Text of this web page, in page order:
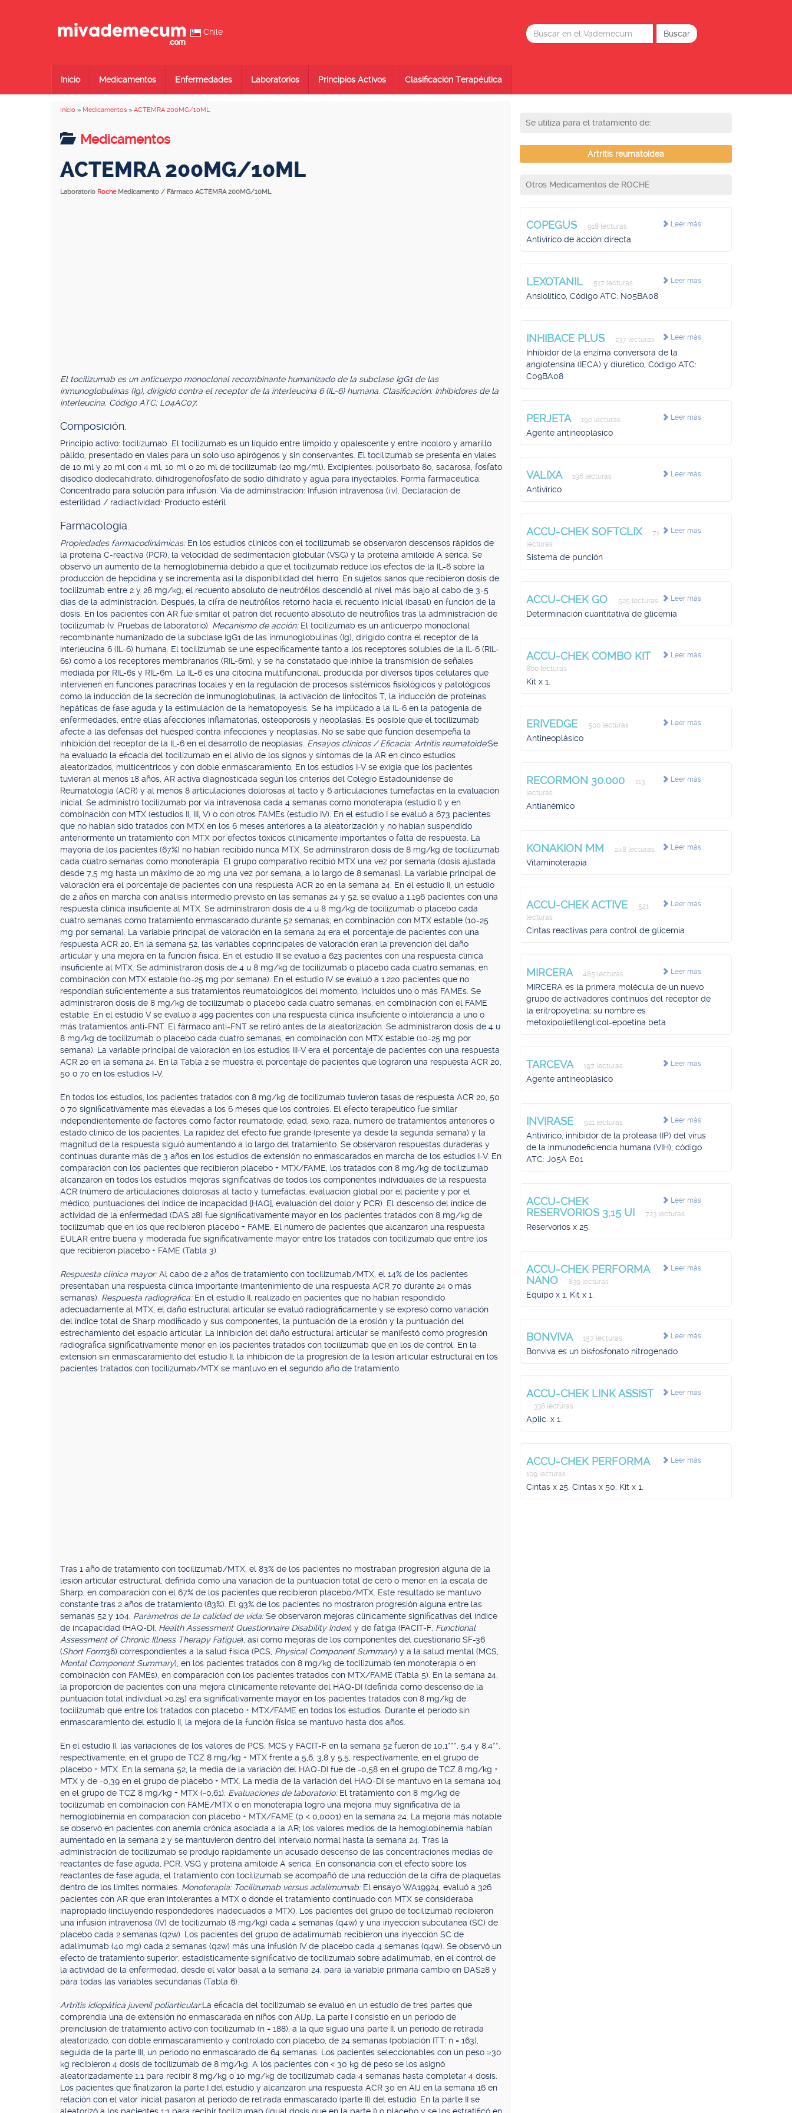
Chile
Inicio Medicamentos Enfermedades Laboratorios Principios Activos Clasificación Terapéutica
Inicio » Medicamentos » ACTEMRA 200MG/10ML
Medicamentos
ACTEMRA 200MG/10ML
Laboratorio Roche Medicamento / Fármaco ACTEMRA 200MG/10ML
El tocilizumab es un anticuerpo monoclonal recombinante humanizado de la subclase IgG1 de las
inmunoglobulinas (Ig), dirigido contra el receptor de la interleucina 6 (IL-6) humana. Clasificación: Inhibidores de la
interleucina. Código ATC: L04AC07.
Composición.
Principio activo: tocilizumab. El tocilizumab es un líquido entre límpido y opalescente y entre incoloro y amarillo
pálido, presentado en viales para un solo uso apirógenos y sin conservantes. El tocilizumab se presenta en viales
de 10 ml y 20 ml con 4 ml, 10 ml o 20 ml de tocilizumab (20 mg/ml). Excipientes: polisorbato 80, sacarosa, fosfato
disódico dodecahidrato, dihidrogenofosfato de sodio dihidrato y agua para inyectables. Forma farmacéutica:
Concentrado para solución para infusión. Vía de administración: Infusión intravenosa (i.v). Declaración de
esterilidad / radiactividad: Producto estéril.
Farmacología.
Propiedades farmacodinámicas: En los estudios clínicos con el tocilizumab se observaron descensos rápidos de
la proteína C-reactiva (PCR), la velocidad de sedimentación globular (VSG) y la proteína amiloide A sérica. Se
observó un aumento de la hemoglobinemia debido a que el tocilizumab reduce los efectos de la IL-6 sobre la
producción de hepcidina y se incrementa así la disponibilidad del hierro. En sujetos sanos que recibieron dosis de
tocilizumab entre 2 y 28 mg/kg, el recuento absoluto de neutrófilos descendió al nivel más bajo al cabo de 3-5
días de la administración. Después, la cifra de neutrófilos retornó hacia el recuento inicial (basal) en función de la
dosis. En los pacientes con AR fue similar el patrón del recuento absoluto de neutrófilos tras la administración de
tocilizumab (v. Pruebas de laboratorio). Mecanismo de acción: El tocilizumab es un anticuerpo monoclonal
recombinante humanizado de la subclase IgG1 de las inmunoglobulinas (Ig), dirigido contra el receptor de la
interleucina 6 (IL-6) humana. El tocilizumab se une específicamente tanto a los receptores solubles de la IL-6 (RIL-
6s) como a los receptores membranarios (RIL-6m), y se ha constatado que inhibe la transmisión de señales
mediada por RIL-6s y RIL-6m. La IL-6 es una citocina multifuncional, producida por diversos tipos celulares que
intervienen en funciones paracrinas locales y en la regulación de procesos sistémicos fisiológicos y patológicos
como la inducción de la secreción de inmunoglobulinas, la activación de linfocitos T, la inducción de proteínas
hepáticas de fase aguda y la estimulación de la hematopoyesis. Se ha implicado a la IL-6 en la patogenia de
enfermedades, entre ellas afecciones inflamatorias, osteoporosis y neoplasias. Es posible que el tocilizumab
afecte a las defensas del huésped contra infecciones y neoplasias. No se sabe qué función desempeña la
inhibición del receptor de la IL-6 en el desarrollo de neoplasias. Ensayos clínicos / Eficacia: Artritis reumatoide:Se
ha evaluado la eficacia del tocilizumab en el alivio de los signos y síntomas de la AR en cinco estudios
aleatorizados, multicéntricos y con doble enmascaramiento. En los estudios I-V se exigía que los pacientes
tuvieran al menos 18 años, AR activa diagnosticada según los criterios del Colegio Estadounidense de
Reumatología (ACR) y al menos 8 articulaciones dolorosas al tacto y 6 articulaciones tumefactas en la evaluación
inicial. Se administró tocilizumab por vía intravenosa cada 4 semanas como monoterapia (estudio I) y en
combinación con MTX (estudios II, III, V) o con otros FAMEs (estudio IV). En el estudio I se evaluó a 673 pacientes
que no habían sido tratados con MTX en los 6 meses anteriores a la aleatorización y no habían suspendido
anteriormente un tratamiento con MTX por efectos tóxicos clínicamente importantes o falta de respuesta. La
mayoría de los pacientes (67%) no habían recibido nunca MTX. Se administraron dosis de 8 mg/kg de tocilizumab
cada cuatro semanas como monoterapia. El grupo comparativo recibió MTX una vez por semana (dosis ajustada
desde 7,5 mg hasta un máximo de 20 mg una vez por semana, a lo largo de 8 semanas). La variable principal de
valoración era el porcentaje de pacientes con una respuesta ACR 20 en la semana 24. En el estudio II, un estudio
de 2 años en marcha con análisis intermedio previsto en las semanas 24 y 52, se evaluó a 1.196 pacientes con una
respuesta clínica insuficiente al MTX. Se administraron dosis de 4 u 8 mg/kg de tocilizumab o placebo cada
cuatro semanas como tratamiento enmascarado durante 52 semanas, en combinación con MTX estable (10-25
mg por semana). La variable principal de valoración en la semana 24 era el porcentaje de pacientes con una
respuesta ACR 20. En la semana 52, las variables coprincipales de valoración eran la prevención del daño
articular y una mejora en la función física. En el estudio III se evaluó a 623 pacientes con una respuesta clínica
insuficiente al MTX. Se administraron dosis de 4 u 8 mg/kg de tocilizumab o placebo cada cuatro semanas, en
combinación con MTX estable (10-25 mg por semana). En el estudio IV se evaluó a 1.220 pacientes que no
respondían suficientemente a sus tratamientos reumatológicos del momento, incluidos uno o más FAMEs. Se
administraron dosis de 8 mg/kg de tocilizumab o placebo cada cuatro semanas, en combinación con el FAME
estable. En el estudio V se evaluó a 499 pacientes con una respuesta clínica insuficiente o intolerancia a uno o
más tratamientos anti-FNT. El fármaco anti-FNT se retiró antes de la aleatorización. Se administraron dosis de 4 u
8 mg/kg de tocilizumab o placebo cada cuatro semanas, en combinación con MTX estable (10-25 mg por
semana). La variable principal de valoración en los estudios III-V era el porcentaje de pacientes con una respuesta
ACR 20 en la semana 24. En la Tabla 2 se muestra el porcentaje de pacientes que lograron una respuesta ACR 20,
50 o 70 en los estudios I-V.
En todos los estudios, los pacientes tratados con 8 mg/kg de tocilizumab tuvieron tasas de respuesta ACR 20, 50
o 70 significativamente más elevadas a los 6 meses que los controles. El efecto terapéutico fue similar
independientemente de factores como factor reumatoide, edad, sexo, raza, número de tratamientos anteriores o
estado clínico de los pacientes. La rapidez del efecto fue grande (presente ya desde la segunda semana) y la
magnitud de la respuesta siguió aumentando a lo largo del tratamiento. Se observaron respuestas duraderas y
continuas durante más de 3 años en los estudios de extensión no enmascarados en marcha de los estudios I-V. En
comparación con los pacientes que recibieron placebo + MTX/FAME, los tratados con 8 mg/kg de tocilizumab
alcanzaron en todos los estudios mejoras significativas de todos los componentes individuales de la respuesta
ACR (número de articulaciones dolorosas al tacto y tumefactas, evaluación global por el paciente y por el
médico, puntuaciones del índice de incapacidad [HAQ], evaluación del dolor y PCR). El descenso del índice de
actividad de la enfermedad (DAS 28) fue significativamente mayor en los pacientes tratados con 8 mg/kg de
tocilizumab que en los que recibieron placebo + FAME. El número de pacientes que alcanzaron una respuesta
EULAR entre buena y moderada fue significativamente mayor entre los tratados con tocilizumab que entre los
que recibieron placebo + FAME (Tabla 3).
Respuesta clínica mayor:Al cabo de 2 años de tratamiento con tocilizumab/MTX, el 14% de los pacientes
presentaban una respuesta clínica importante (mantenimiento de una respuesta ACR 70 durante 24 o más
semanas). Respuesta radiográfica: En el estudio II, realizado en pacientes que no habían respondido
adecuadamente al MTX, el daño estructural articular se evaluó radiográficamente y se expresó como variación
del índice total de Sharp modificado y sus componentes, la puntuación de la erosión y la puntuación del
estrechamiento del espacio articular. La inhibición del daño estructural articular se manifestó como progresión
radiográfica significativamente menor en los pacientes tratados con tocilizumab que en los de control. En la
extensión sin enmascaramiento del estudio II, la inhibición de la progresión de la lesión articular estructural en los
pacientes tratados con tocilizumab/MTX se mantuvo en el segundo año de tratamiento.
Tras 1 año de tratamiento con tocilizumab/MTX, el 83% de los pacientes no mostraban progresión alguna de la
lesión articular estructural, definida como una variación de la puntuación total de cero o menor en la escala de
Sharp, en comparación con el 67% de los pacientes que recibieron placebo/MTX. Este resultado se mantuvo
constante tras 2 años de tratamiento (83%). El 93% de los pacientes no mostraron progresión alguna entre las
semanas 52 y 104. Parámetros de la calidad de vida:Se observaron mejoras clínicamente significativas del índice
de incapacidad (HAQ-DI, Health Assessment Questionnaire Disability Index) y de fatiga (FACIT-F, Functional
Assessment of Chronic Illness Therapy Fatigue), así como mejoras de los componentes del cuestionario SF-36
(Short Form36) correspondientes a la salud física (PCS, Physical Component Summary) y a la salud mental (MCS,
Mental Component Summary), en los pacientes tratados con 8 mg/kg de tocilizumab (en monoterapia o en
combinación con FAMEs), en comparación con los pacientes tratados con MTX/FAME (Tabla 5). En la semana 24,
la proporción de pacientes con una mejora clínicamente relevante del HAQ-DI (definida como descenso de la
puntuación total individual >0,25) era significativamente mayor en los pacientes tratados con 8 mg/kg de
tocilizumab que entre los tratados con placebo + MTX/FAME en todos los estudios. Durante el periodo sin
enmascaramiento del estudio II, la mejora de la función física se mantuvo hasta dos años.
En el estudio II, las variaciones de los valores de PCS, MCS y FACIT-F en la semana 52 fueron de 10,1***, 5,4 y 8,4**,
respectivamente, en el grupo de TCZ 8 mg/kg + MTX frente a 5,6, 3,8 y 5,5, respectivamente, en el grupo de
placebo + MTX. En la semana 52, la media de la variación del HAQ-DI fue de -0,58 en el grupo de TCZ 8 mg/kg +
MTX y de -0,39 en el grupo de placebo + MTX. La media de la variación del HAQ-DI se mantuvo en la semana 104
en el grupo de TCZ 8 mg/kg + MTX (-0,61). Evaluaciones de laboratorio: El tratamiento con 8 mg/kg de
tocilizumab en combinación con FAME/MTX o en monoterapia logró una mejoría muy significativa de la
hemoglobinemia en comparación con placebo + MTX/FAME (p < 0,0001) en la semana 24. La mejoría más notable
se observó en pacientes con anemia crónica asociada a la AR; los valores medios de la hemoglobinemia habían
aumentado en la semana 2 y se mantuvieron dentro del intervalo normal hasta la semana 24. Tras la
administración de tocilizumab se produjo rápidamente un acusado descenso de las concentraciones medias de
reactantes de fase aguda, PCR, VSG y proteína amiloide A sérica. En consonancia con el efecto sobre los
reactantes de fase aguda, el tratamiento con tocilizumab se acompañó de una reducción de la cifra de plaquetas
dentro de los límites normales. Monoterapia: Tocilizumab versus adalimumab: El ensayo WA19924, evaluó a 326
pacientes con AR que eran intolerantes a MTX o donde el tratamiento continuado con MTX se consideraba
inapropiado (incluyendo respondedores inadecuados a MTX). Los pacientes del grupo de tocilizumab recibieron
una infusión intravenosa (IV) de tocilizumab (8 mg/kg) cada 4 semanas (q4w) y una inyección subcutánea (SC) de
placebo cada 2 semanas (q2w). Los pacientes del grupo de adalimumab recibieron una inyección SC de
adalimumab (40 mg) cada 2 semanas (q2w) más una infusión IV de placebo cada 4 semanas (q4w). Se observó un
efecto de tratamiento superior, estadísticamente significativo de tocilizumab sobre adalimumab, en el control de
la actividad de la enfermedad, desde el valor basal a la semana 24, para la variable primaria cambio en DAS28 y
para todas las variables secundarias (Tabla 6).
Artritis idiopática juvenil poliarticular:La eficacia del tocilizumab se evaluó en un estudio de tres partes que
comprendía una de extensión no enmascarada en niños con AIJp. La parte I consistió en un periodo de
preinclusión de tratamiento activo con tocilizumab (n = 188), a la que siguió una parte II, un periodo de retirada
aleatorizado, con doble enmascaramiento y controlado con placebo, de 24 semanas (población ITT: n = 163),
seguida de la parte III, un periodo no enmascarado de 64 semanas. Los pacientes seleccionables con un peso ≥30
kg recibieron 4 dosis de tocilizumab de 8 mg/kg. A los pacientes con < 30 kg de peso se los asignó
aleatorizadamente 1:1 para recibir 8 mg/kg o 10 mg/kg de tocilizumab cada 4 semanas hasta completar 4 dosis.
Los pacientes que finalizaron la parte I del estudio y alcanzaron una respuesta ACR 30 en AIJ en la semana 16 en
relación con el valor inicial pasaron al periodo de retirada enmascarado (parte II) del estudio. En la parte II se
Se utiliza para el tratamiento de:
Artritis reumatoidea
Otros Medicamentos de ROCHE
Leer más
COPEGUS 918 lecturas
Antivírico de acción directa
Leer más
LEXOTANIL 517 lecturas
Ansiolítico, Código ATC: N05BA08
Leer más
INHIBACE PLUS 237 lecturas
Inhibidor de la enzima conversora de la
angiotensina (IECA) y diurético, Código ATC:
C09BA08
Leer más
PERJETA 190 lecturas
Agente antineoplásico
Leer más
VALIXA 196 lecturas
Antivírico
Leer más
ACCU-CHEK SOFTCLIX
71
lecturas
Sistema de punción
Leer más
ACCU-CHEK GO 525 lecturas
Determinación cuantitativa de glicemia
Leer más
ACCU-CHEK COMBO KIT
800 lecturas
Kit x 1.
Leer más
ERIVEDGE 500 lecturas
Antineoplásico
Leer más
RECORMON 30.000
113
lecturas
Antianémico
Leer más
KONAKION MM 248 lecturas
Vitaminoterapia
Leer más
ACCU-CHEK ACTIVE
521
lecturas
Cintas reactivas para control de glicemia
Leer más
MIRCERA 485 lecturas
MIRCERA es la primera molécula de un nuevo
grupo de activadores continuos del receptor de
la eritropoyetina; su nombre es
metoxipolietilenglicol-epoetina beta
Leer más
TARCEVA 197 lecturas
Agente antineoplásico
Leer más
INVIRASE 921 lecturas
Antivírico, inhibidor de la proteasa (IP) del virus
de la inmunodeficiencia humana (VIH); código
ATC: J05A E01
Leer más
ACCU-CHEK
RESERVORIOS 3,15 UI
723 lecturas
Reservorios x 25.
Leer más
ACCU-CHEK PERFORMA
NANO
839 lecturas
Equipo x 1. Kit x 1.
Leer más
BONVIVA 157 lecturas
Bonviva es un bisfosfonato nitrogenado
Leer más
ACCU-CHEK LINK ASSIST
338 lecturas
Aplic. x 1.
Leer más
ACCU-CHEK PERFORMA
109 lecturas
Cintas x 25. Cintas x 50. Kit x 1.